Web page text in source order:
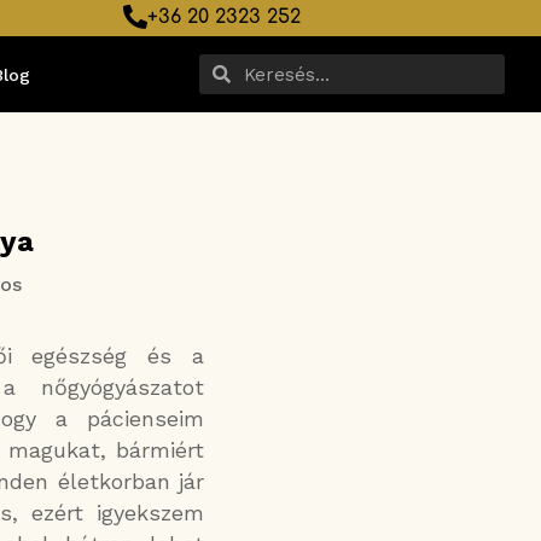
+36 20 2323 252
egészség és a
nőgyógyászatot
a pácienseim
magukat, bármiért
életkorban jár
ezért igyekszem